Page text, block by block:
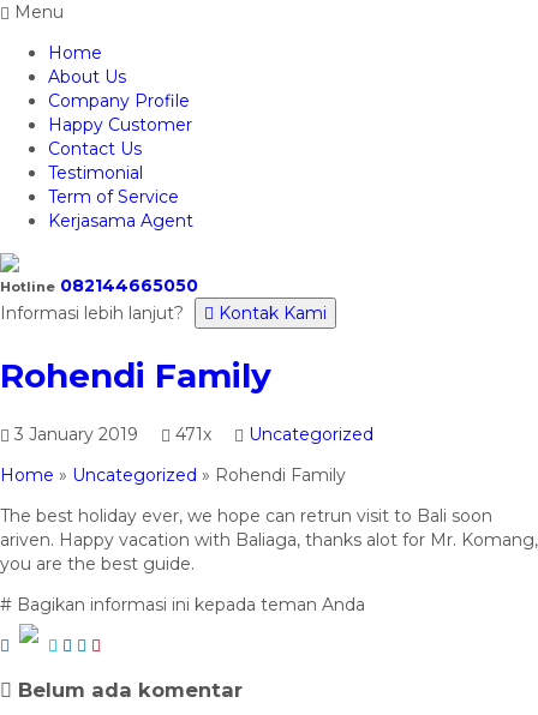
Menu
Home
About Us
Company Profile
Happy Customer
Contact Us
Testimonial
Term of Service
Kerjasama Agent
Hotline 082144665050
Informasi lebih lanjut?
Kontak Kami
Rohendi Family
3 January 2019 471x
Uncategorized
Home » Uncategorized » Rohendi Family
The best holiday ever, we hope can retrun visit to Bali soon
ariven. Happy vacation with Baliaga, thanks alot for Mr. Komang,
you are the best guide.
# Bagikan informasi ini kepada teman Anda
Belum ada komentar